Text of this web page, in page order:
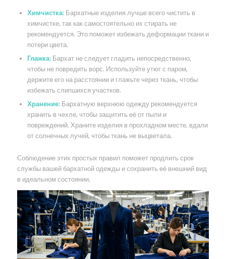
Химчистка:Бархатные изделия лучше всего чистить в
химчистке, так как самостоятельно их стирать не
рекомендуется. Это поможет избежать деформации ткани и
потери цвета.
Глажка:Бархат не следует гладить непосредственно,
чтобы не повредить ворс. Используйте утюг с паром,
держите его на расстоянии и глажьте через ткань, чтобы
избежать слипшихся участков.
Хранение:Бархатную верхнюю одежду рекомендуется
хранить в чехле, чтобы защитить её от пыли и
повреждений. Храните изделия в прохладном месте, вдали
от солнечных лучей, чтобы ткань не выцветала.
Соблюдение этих простых правил поможет продлить срок
службы вашей бархатной одежды и сохранить её внешний вид
в идеальном состоянии.